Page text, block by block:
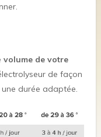
volume de votre
de façon
durée adaptée.